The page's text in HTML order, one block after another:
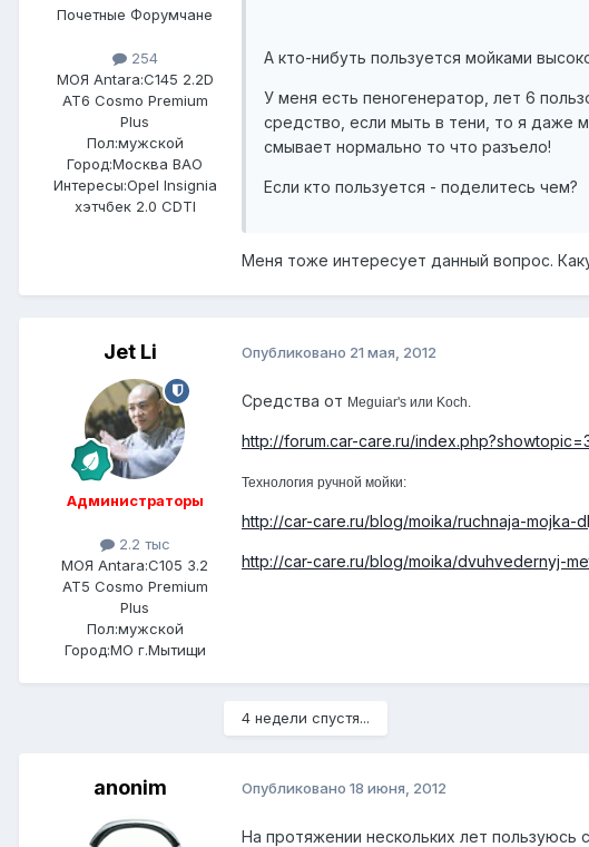
Почетные Форумчане
254
МОЯ Antara:C145 2.2D
AT6 Cosmo Premium
Plus
Пол:мужской
Город:Москва ВАО
Интересы:Opel Insignia
хэтчбек 2.0 CDTI
А кто-нибуть пользуется мойками
У меня есть пеногенератор, лет 6
средство, если мыть в тени, то я даже
смывает нормально то что разъело!
Если кто пользуется - поделитесь чем?
Меня тоже интересует данный вопрос.
Jet Li
Администраторы
2.2 тыс
МОЯ Antara:C105 3.2
AT5 Cosmo Premium
Plus
Пол:мужской
Город:МО г.Мытищи
Опубликовано 21 мая, 2012
Средства от Meguiar's или Koch.
http://forum.car-care.ru/
Технология ручной мойки:
http://car-care.ru/blog/moika/ruchnaja-mojka-
http://car-care.ru/blog/moika/dvuhvedernyj-
4 недели спустя...
anonim Опубликовано 18 июня, 2012
На протяжении нескольких лет